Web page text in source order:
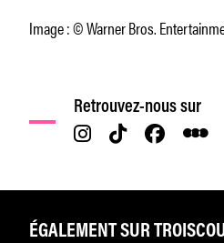
Image : © Warner Bros.
Retrouvez-nous sur
ÉGALEMENT SUR